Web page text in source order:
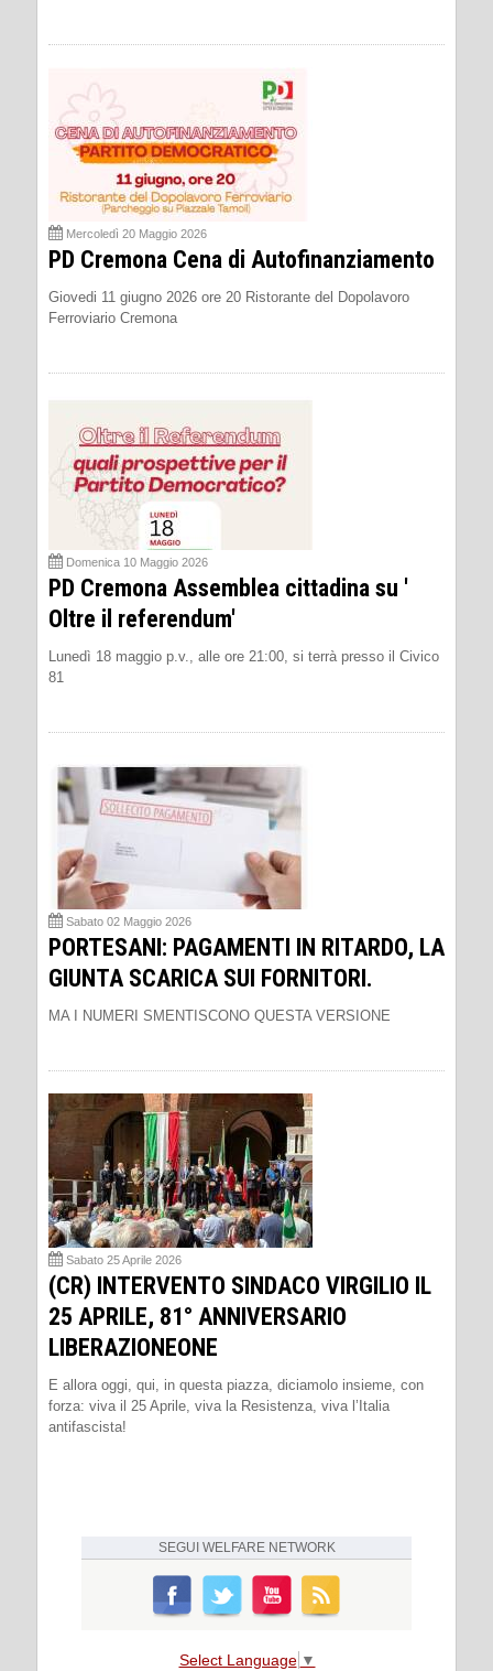
Mercoledì 20 Maggio 2026
PD Cremona Cena di Autofinanziamento
Giovedi 11 giugno 2026 ore 20 Ristorante del Dopolavoro
Ferroviario Cremona
Domenica 10 Maggio 2026
PD Cremona Assemblea cittadina su '
Oltre il referendum'
Lunedì 18 maggio p.v., alle ore 21:00, si terrà presso il Civico
81
Sabato 02 Maggio 2026
PORTESANI: PAGAMENTI IN RITARDO, LA
GIUNTA SCARICA SUI FORNITORI.
MA I NUMERI SMENTISCONO QUESTA VERSIONE
Sabato 25 Aprile 2026
(CR) INTERVENTO SINDACO VIRGILIO IL
25 APRILE, 81° ANNIVERSARIO
LIBERAZIONEONE
E allora oggi, qui, in questa piazza, diciamolo insieme, con
forza: viva il 25 Aprile, viva la Resistenza, viva l’Italia
antifascista!
SEGUI WELFARE NETWORK
Select Language ▼